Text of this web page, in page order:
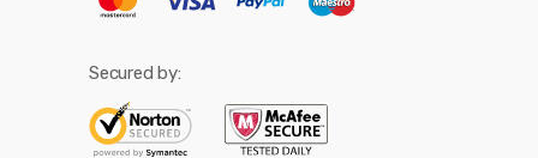
Secured by: